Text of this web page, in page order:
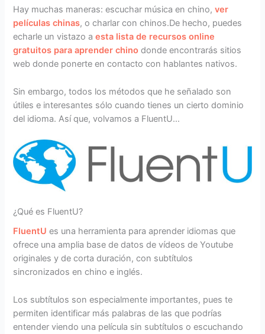
Hay muchas maneras: escuchar música en chino,ver
películas chinas, o charlar con chinos.De hecho, puedes
echarle un vistazo aesta lista de recursos online
gratuitos para aprender chino donde encontrarás sitios
web donde ponerte en contacto con hablantes nativos.
Sin embargo, todos los métodos que he señalado son
útiles e interesantes sólo cuando tienes un cierto dominio
del idioma. Así que, volvamos a FluentU…
¿Qué es FluentU?
FluentU es una herramienta para aprender idiomas que
ofrece una amplia base de datos de vídeos de Youtube
originales y de corta duración, con subtítulos
sincronizados en chino e inglés.
Los subtítulos son especialmente importantes, pues te
permiten identificar más palabras de las que podrías
entender viendo una película sin subtítulos o escuchando